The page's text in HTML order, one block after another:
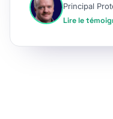
Principal
Lire le